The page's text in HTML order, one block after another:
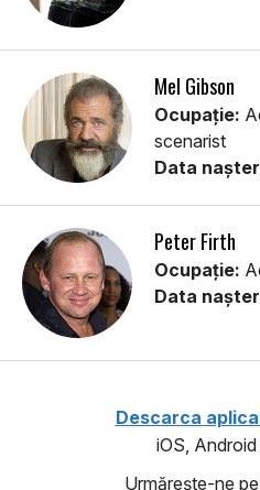
Mel Gibson
Ocupație:
scenarist
Data
Peter Firth
Ocupație:
Data
Descarca
iOS,
Urmăreşte-ne